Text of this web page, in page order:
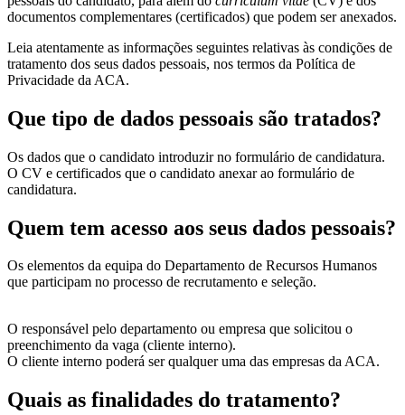
documentos complementares (certificados) que podem ser anexados.
Leia atentamente as informações seguintes relativas às condições de
tratamento dos seus dados pessoais, nos termos da Política de
Privacidade da ACA.
Que tipo de dados pessoais são tratados?
Os dados que o candidato introduzir no formulário de candidatura.
O CV e certificados que o candidato anexar ao formulário de
candidatura.
Quem tem acesso aos seus dados pessoais?
Os elementos da equipa do Departamento de Recursos Humanos
que participam no processo de recrutamento e seleção.
O responsável pelo departamento ou empresa que solicitou o
preenchimento da vaga (cliente interno).
O cliente interno poderá ser qualquer uma das empresas da ACA.
Quais as finalidades do tratamento?